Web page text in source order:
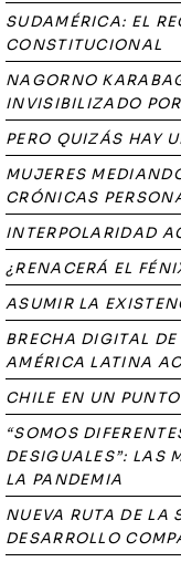
SUDAMÉRICA: EL
CONSTITUCIONAL
NAGORNO
INVISIBILIZADO
PERO QUIZÁS HAY
MUJERES
CRÓNICAS
INTERPOLARIDAD
¿RENACERÁ EL
ASUMIR LA
BRECHA DIGITAL
AMÉRICA LATINA
CHILE EN UN
“SOMOS
DESIGUALES”: LAS
LA PANDEMIA
NUEVA RUTA DE LA
DESARROLLO